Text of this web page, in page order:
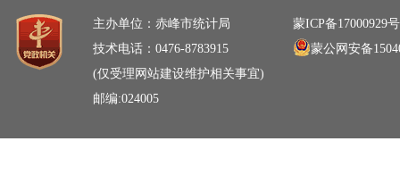
主办单位：赤峰市统计局
技术电话：0476-8783915
(仅受理网站建设维护相关事宜)
邮编:024005
蒙ICP备17000929
蒙公网安备